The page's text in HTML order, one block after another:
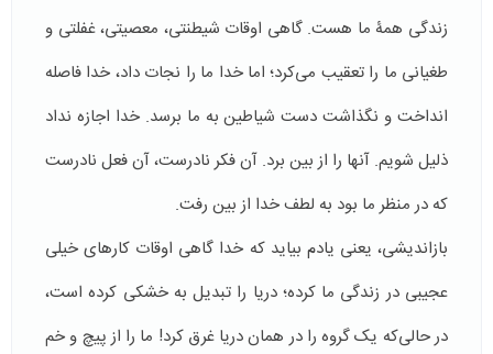
زندگی همۀ ما هست. گاهی اوقات شیطنتی، معصیتی، غفلتی و
طغیانی ما را تعقیب می‌کرد؛ اما خدا ما را نجات داد، خدا فاصله
انداخت و نگذاشت دست شیاطین به ما برسد. خدا اجازه نداد
ذلیل شویم. آنها را از بین برد. آن فکر نادرست، آن فعل نادرست
که در منظر ما بود به لطف خدا از بین رفت.
بازاندیشی، یعنی یادم بیاید که خدا گاهی اوقات کارهای خیلی
عجیبی در زندگی ما کرده؛ دریا را تبدیل به خشکی کرده است،
در حالی‌که یک گروه را در همان دریا غرق کرد! ما را از پیچ و خم